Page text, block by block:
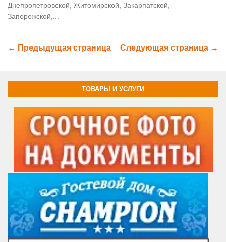
Днепропетровской, Житомирской, Закарпатской,
Запорожской,...
← Предыдущая страница Следующая страница →
ТОВАРЫ И УСЛУГИ